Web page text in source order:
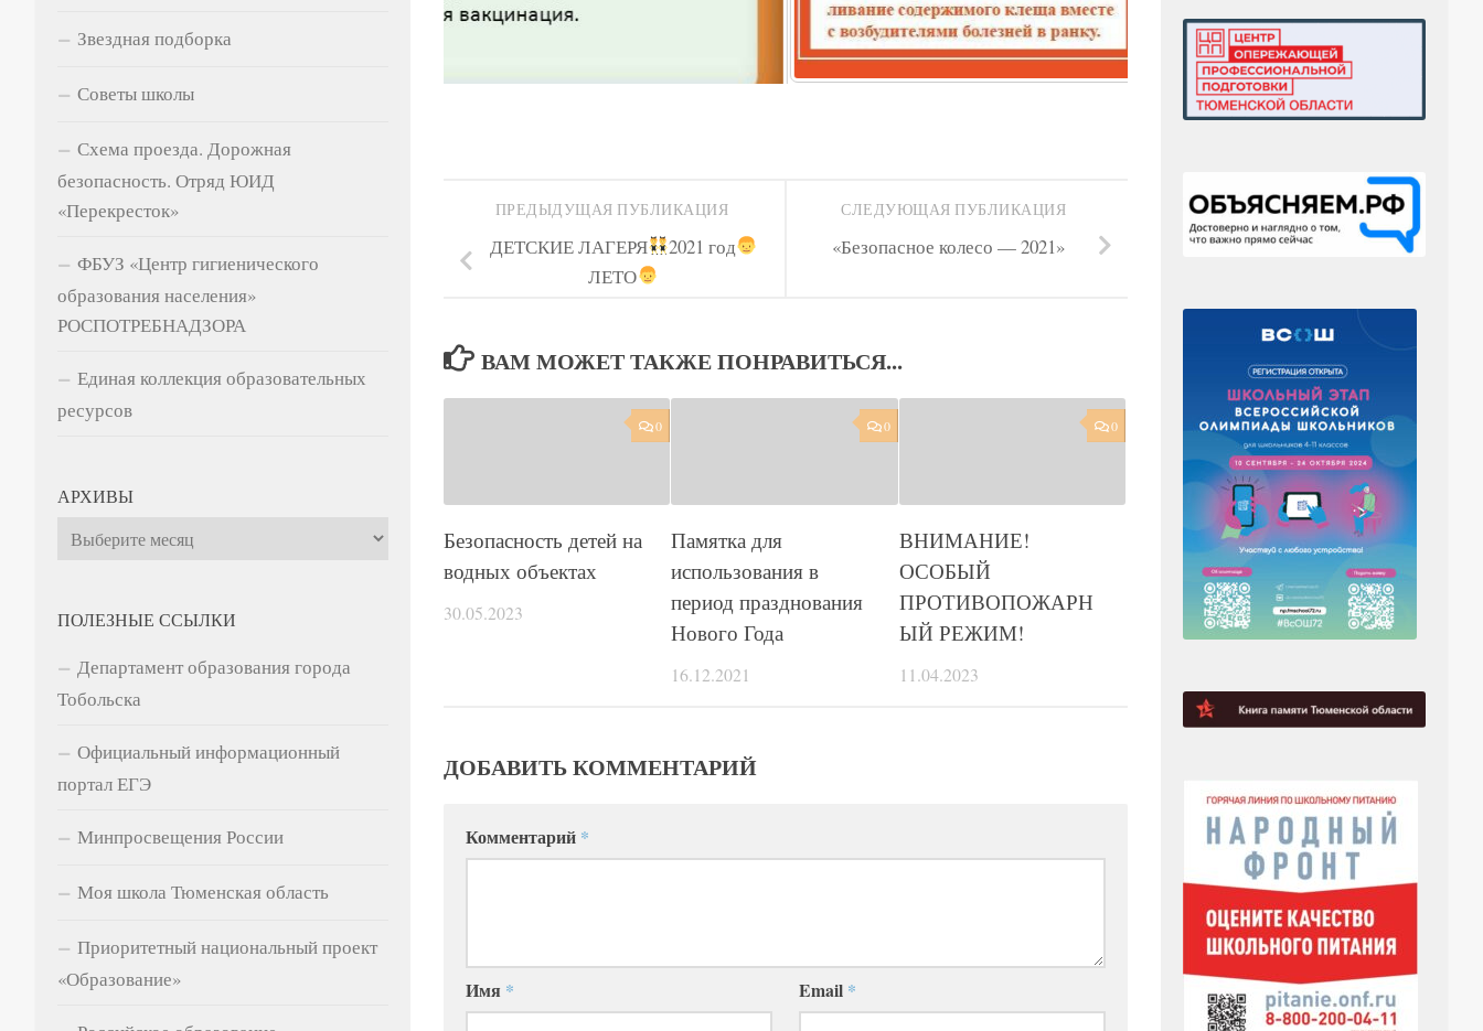
СЛЕДУЮЩАЯ ПУБЛИКАЦИЯ
«Безопасное колесо — 2021»
ПРЕДЫДУЩАЯ ПУБЛИКАЦИЯ
ДЕТСКИЕ ЛАГЕРЯ
2021 год
ЛЕТО
ВАМ МОЖЕТ ТАКЖЕ ПОНРАВИТЬСЯ...
0
Безопасность детей на
водных объектах
30.05.2023
0
Памятка для
использования в
период празднования
Нового Года
16.12.2021
0
ВНИМАНИЕ!
ОСОБЫЙ
ПРОТИВОПОЖАРН
ЫЙ РЕЖИМ!
11.04.2023
ДОБАВИТЬ КОММЕНТАРИЙ
Комментарий *
Имя * Email *
Звездная подборка
Советы школы
Схема проезда. Дорожная
безопасность. Отряд ЮИД
«Перекресток»
ФБУЗ «Центр гигиенического
образования населения»
РОСПОТРЕБНАДЗОРА
Единая коллекция образовательных
ресурсов
АРХИВЫ
Архивы
ПОЛЕЗНЫЕ ССЫЛКИ
Департамент образования города
Тобольска
Официальный информационный
портал ЕГЭ
Минпросвещения России
Моя школа Тюменская область
Приоритетный национальный проект
«Образование»